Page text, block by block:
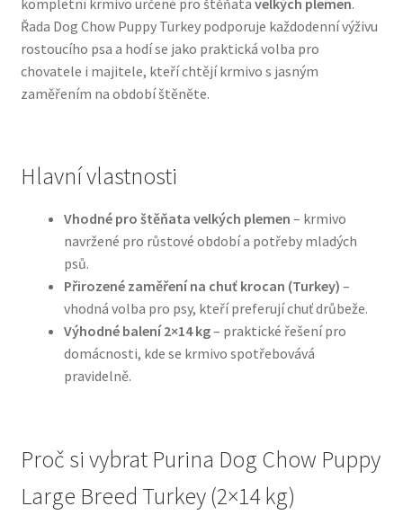
Natural Trainer pro psy — Italské krmivo s
přírodními složkami
Hill’s pro psy
Hračky pro psy
Konzervy a kapsičky pro psy
N&D Farmina pro psy — Italské holistic krmivo
Oblečky pro psy
Pelíšky pro psy
Ortopedické pelíšky
Řada Dog Chow Puppy Turkey podporuje každodenní výživu
rostoucího psa a hodí se jako praktická volba pro
chovatele i majitele, kteří chtějí krmivo s jasným
zaměřením na období štěněte.
Hlavní vlastnosti
Vhodné pro štěňata velkých plemen – krmivo
navržené pro růstové období a potřeby mladých
psů.
Přirozené zaměření na chuť krocan (Turkey) –
vhodná volba pro psy, kteří preferují chuť drůbeže.
Výhodné balení 2×14 kg– praktické řešení pro
domácnosti, kde se krmivo spotřebovává
pravidelně.
Proč si vybrat Purina Dog Chow Puppy
Large Breed Turkey (2×14 kg)